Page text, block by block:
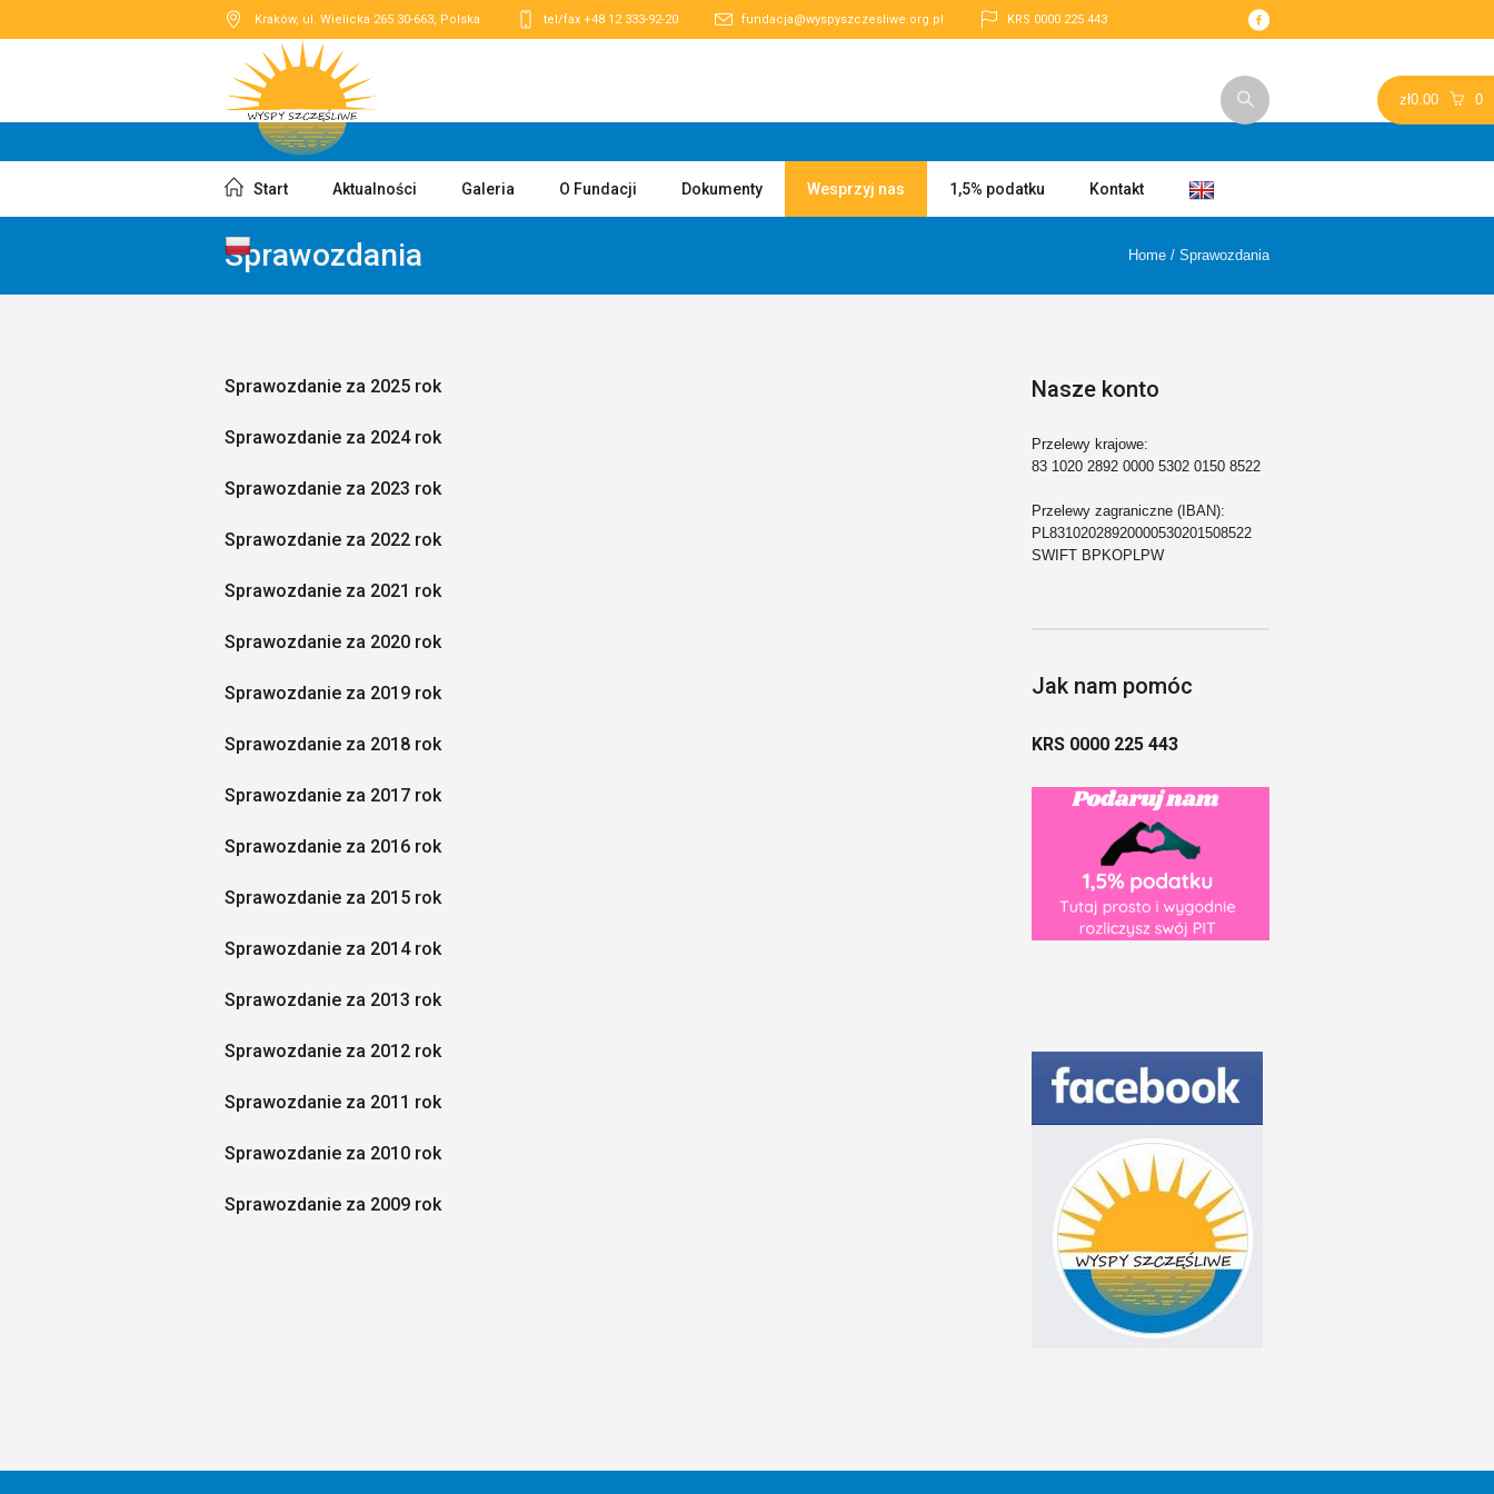
zł0.00 0
Kraków, ul. Wielicka 265 30-663 Polska tel/fax +48 12 333-92-20 fundacja@wyspyszczesliwe.org.pl KRS 0000 225 443
Start Aktualności Galeria O Fundacji Dokumenty Wesprzyj nas 1,5% podatku Kontakt
Sprawozdania Home / Sprawozdania
Sprawozdanie za 2025 rok
Sprawozdanie za 2024 rok
Sprawozdanie za 2023 rok
Sprawozdanie za 2022 rok
Sprawozdanie za 2021 rok
Sprawozdanie za 2020 rok
Sprawozdanie za 2019 rok
Sprawozdanie za 2018 rok
Sprawozdanie za 2017 rok
Sprawozdanie za 2016 rok
Sprawozdanie za 2015 rok
Sprawozdanie za 2014 rok
Sprawozdanie za 2013 rok
Sprawozdanie za 2012 rok
Sprawozdanie za 2011 rok
Sprawozdanie za 2010 rok
Sprawozdanie za 2009 rok
Nasze konto
Przelewy krajowe:
83 1020 2892 0000 5302 0150 8522
Przelewy zagraniczne (IBAN):
PL83102028920000530201508522
SWIFT BPKOPLPW
Jak nam pomóc
KRS 0000 225 443